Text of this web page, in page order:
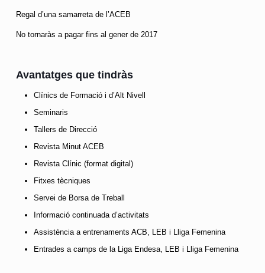
Regal d’una samarreta de l’ACEB
No tornaràs a pagar fins al gener de 2017
Avantatges que tindràs
Clínics de Formació i d’Alt Nivell
Seminaris
Tallers de Direcció
Revista Minut ACEB
Revista Clínic (format digital)
Fitxes tècniques
Servei de Borsa de Treball
Informació continuada d’activitats
Assistència a entrenaments ACB, LEB i Lliga Femenina
Entrades a camps de la Liga Endesa, LEB i Lliga Femenina